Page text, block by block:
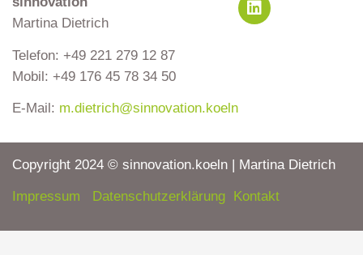
Martina Dietrich
Telefon: +49 221 279 12 87
Mobil: +49 176 45 78 34 50
E-Mail: m.dietrich@sinnovation.koeln
i
Copyright 2024 © sinnovation.koeln | Martina Dietrich
Impressum Datenschutzerklärung Kontakt